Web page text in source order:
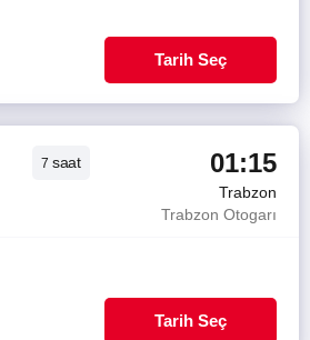
Tarih Seç
7 saat 01:15
Trabzon
Trabzon Otogarı
Tarih Seç